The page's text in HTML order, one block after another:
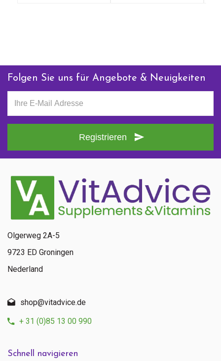
Senden
+ 31 (0)85 13 00 990
Mo - Fr: 09:00 - 16:00
Folgen Sie uns für Angebote & Neuigkeiten
Registrieren
Schnell navigieren
Olgerweg 2A-5
9723 ED Groningen
Nederland
shop@vitadvice.de
+ 31 (0)85 13 00 990